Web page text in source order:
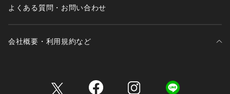
よくある質問・お問い合わせ
会社概要・利用規約など